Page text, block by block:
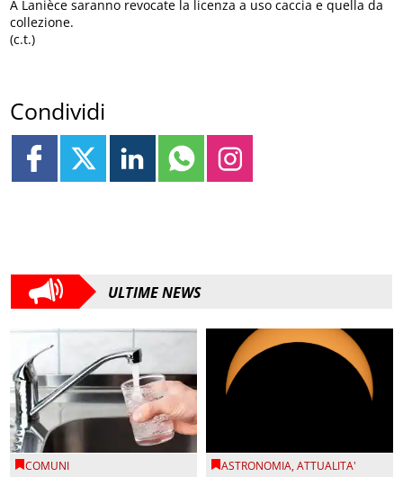
A Lanièce saranno revocate la licenza a uso caccia e quella da
collezione.
(c.t.)
Condividi
ULTIME NEWS
COMUNI ASTRONOMIA,ATTUALITA'